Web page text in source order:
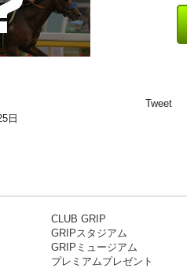
日
Tweet
CLUB GRIP
GRIPスタジアム
GRIPミュージアム
プレミアムプレゼント